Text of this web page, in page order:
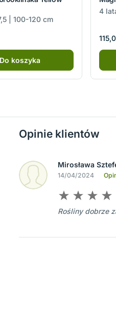
| 100-120 cm
Do koszyka
4
Opinie klientów
Mirosława
14/04/2024
Rośliny dobrze